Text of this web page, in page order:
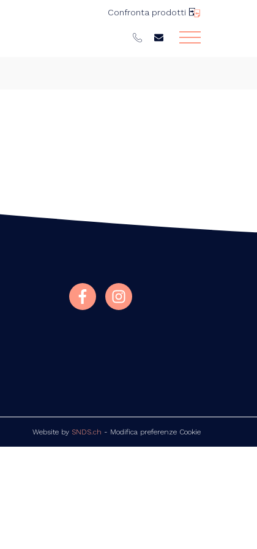
Confronta prodotti
Website by SNDS.ch - Modifica preferenze Cookie